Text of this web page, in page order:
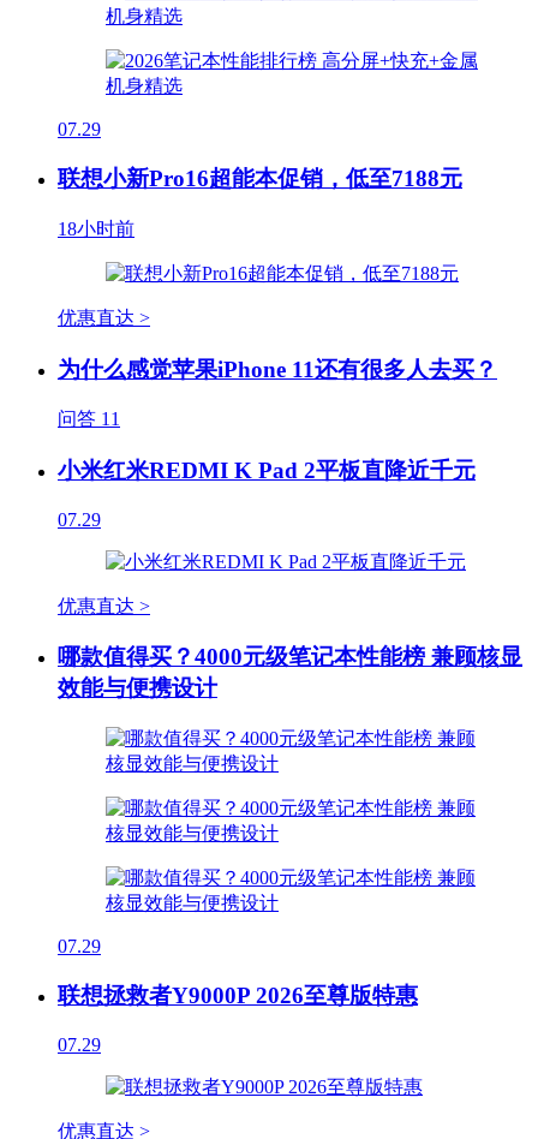
07.29
联想小新Pro16超能本促销，低至7188元
18小时前
优惠直达 >
为什么感觉苹果iPhone 11还有很多人去买？
问答 11
小米红米REDMI K Pad 2平板直降近千元
07.29
优惠直达 >
哪款值得买？4000元级笔记本性能榜 兼顾核显
效能与便携设计
07.29
联想拯救者Y9000P 2026至尊版特惠
07.29
优惠直达 >